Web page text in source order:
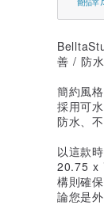
善 / 防
簡約風
採用可
防水、
以這款
20.75 x
構則確
論您是